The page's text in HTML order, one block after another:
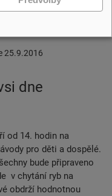
25.9.2016
dne
od 14. hodin na
pro děti a dospělé.
bude připraveno
v chytání ryb na
obdrží hodnotnou